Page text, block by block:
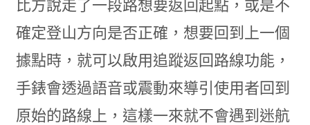
比方說走了一段路想要返回起點，或是不
確定登山方向是否正確，想要回到上一個
據點時，就可以啟用追蹤返回路線功能，
手錶會透過語音或震動來導引使用者回到
原始的路線上，這樣一來就不會遇到迷航